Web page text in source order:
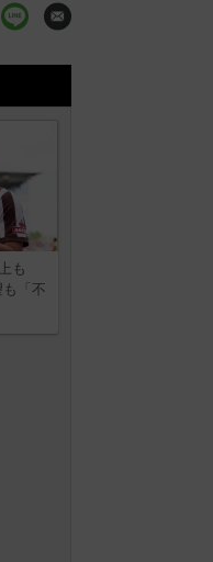
も
も「不